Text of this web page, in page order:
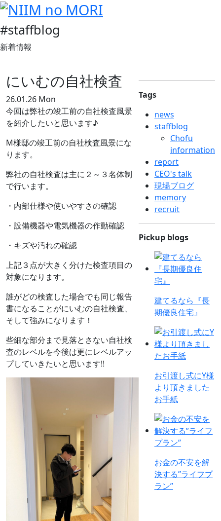
#staffblog
新着情報
にいむの自社検査
26.01.26 Mon
今回は弊社の竣工前の自社検査風景
を紹介したいと思います♪
M様邸の竣工前の自社検査風景にな
ります。
弊社の自社検査は主に２～３名体制
で行います。
・内部仕様や使いやすさの確認
・設備機器や電気機器の作動確認
・キズや汚れの確認
上記３点が大きく分けた検査項目の
対象になります。
誰がどの検査した場合でも同じ報告
書になることがにいむの自社検査、
そして強みになります！
些細な部分まで見落とさない自社検
査のレベルを今後は更にレベルアッ
プしていきたいと思います!!
Tags
news
staffblog
Chofu
information
report
CEO's talk
現場ブログ
memory
recruit
Pickup blogs
建てるなら『長
期優良住宅』
お引渡し式にY様
より頂きました
お手紙
お金の不安を解
決する”ライフプ
ラン”